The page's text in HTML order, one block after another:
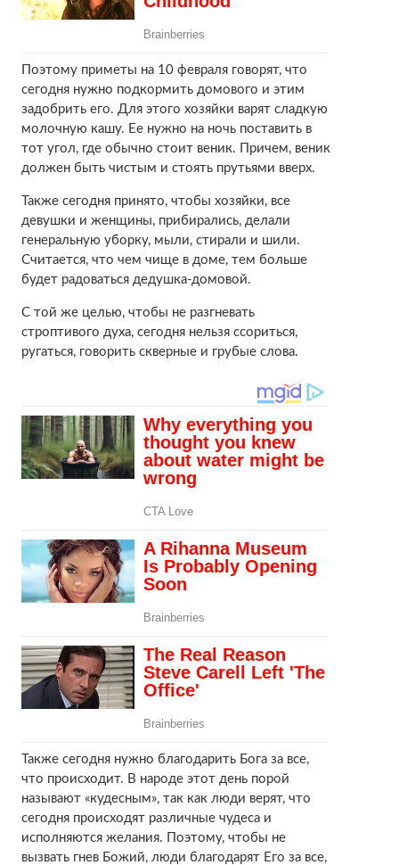
Поэтому приметы на 10 февраля говорят, что
сегодня нужно подкормить домового и этим
задобрить его. Для этого хозяйки варят сладкую
молочную кашу. Ее нужно на ночь поставить в
тот угол, где обычно стоит веник. Причем, веник
должен быть чистым и стоять прутьями вверх.
Также сегодня принято, чтобы хозяйки, все
девушки и женщины, прибирались, делали
генеральную уборку, мыли, стирали и шили.
Считается, что чем чище в доме, тем больше
будет радоваться дедушка-домовой.
С той же целью, чтобы не разгневать
строптивого духа, сегодня нельзя ссориться,
ругаться, говорить скверные и грубые слова.
Также сегодня нужно благодарить Бога за все,
что происходит. В народе этот день порой
называют «кудесным», так как люди верят, что
сегодня происходят различные чудеса и
исполняются желания. Поэтому, чтобы не
вызвать гнев Божий, люди благодарят Его за все,